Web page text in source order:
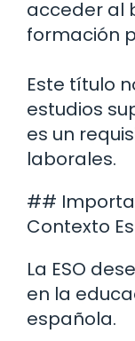
acceder al
formación
Este título
estudios
es un
laborales.
##
Contexto
La ESO
en la
española.